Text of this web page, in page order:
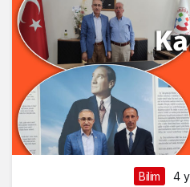
Bilim 4